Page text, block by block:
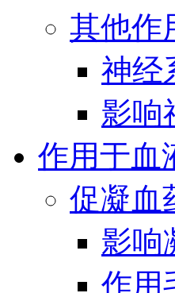
其他作
神经
影响
作用于血
促凝血
影响
作用